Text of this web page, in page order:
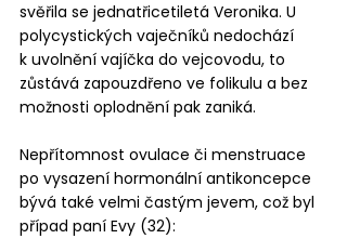
svěřila se jednatřicetiletá Veronika. U
polycystických vaječníků nedochází
k uvolnění vajíčka do vejcovodu, to
zůstává zapouzdřeno ve folikulu a bez
možnosti oplodnění pak zaniká.
Nepřítomnost ovulace či menstruace
po vysazení hormonální antikoncepce
bývá také velmi častým jevem, což byl
případ paní Evy (32):